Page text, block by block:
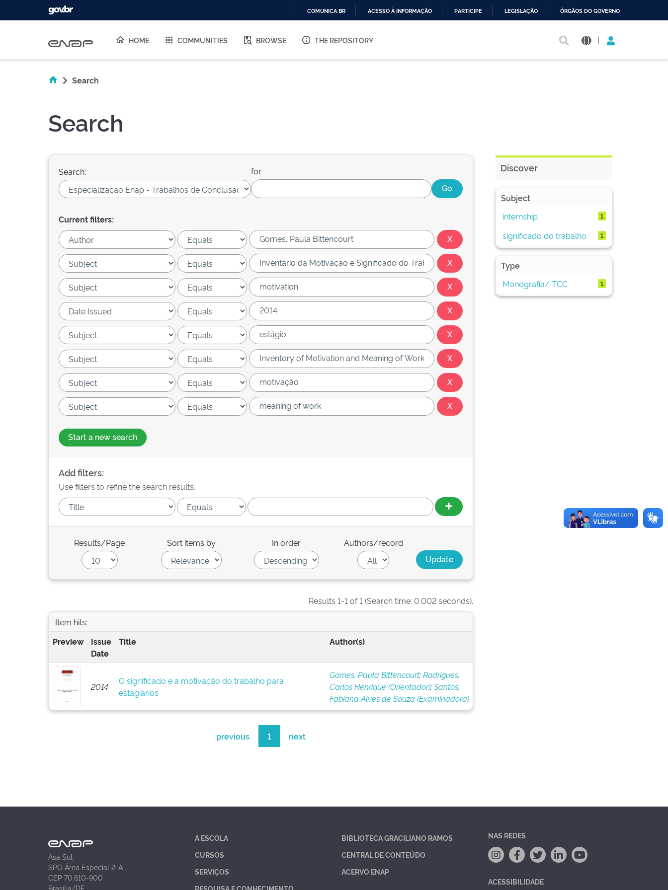
O
COMUNICA BR ACESSO À INFORMAÇÃO PARTICIPE LEGISLAÇÃO ÓRGÃOS DO GOVERNO
HOME COMMUNITIES BROWSE THE REPOSITORY |
Search
Search
Search: for
Current filters:
Start a new search
Add filters:
Use filters to refine the search results.
Results/Page Sort items by In order Authors/record
Results 1-1 of 1 (Search time: 0.002 seconds).
Item hits:
Preview
Issue
Date
Title Author(s)
2014
O significado e a motivação do trabalho para
estagiários
Gomes, Paula Bittencourt;Rodrigues,
Carlos Henrique (Orientador);Santos,
Fabiana Alves de Souza (Examinadora)
previous 1 next
Discover
Subject
internship
1
significado do trabalho 1
Type
Monografia/ TCC
1
Asa Sul
SPO Área Especial 2-A
CEP 70.610-900
Brasília/DF
A ESCOLA
CURSOS
SERVIÇOS
BIBLIOTECA GRACILIANO RAMOS
CENTRAL DE CONTEÚDO
ACERVO ENAP
NAS REDES
ACESSIBILIDADE